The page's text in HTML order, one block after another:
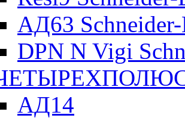
АД63
DPN N Vigi
АД14